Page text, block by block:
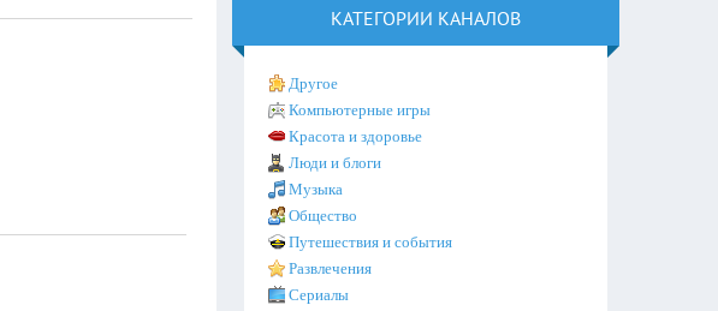
КАТЕГОРИИ КАНАЛОВ
Другое
Компьютерные игры
Красота и здоровье
Люди и блоги
Музыка
Общество
Путешествия и события
Развлечения
Сериалы